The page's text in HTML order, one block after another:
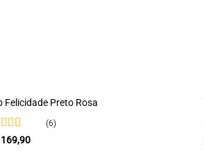
Felicidade Preto Rosa
(6)